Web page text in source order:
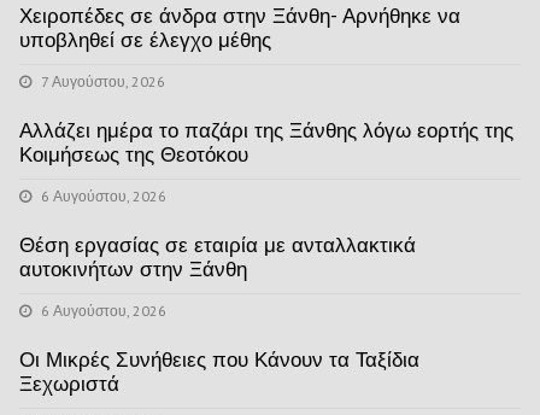
Χειροπέδες σε άνδρα στην Ξάνθη- Αρνήθηκε να
υποβληθεί σε έλεγχο μέθης
7 Αυγούστου, 2026
Αλλάζει ημέρα το παζάρι της Ξάνθης λόγω εορτής της
Κοιμήσεως της Θεοτόκου
6 Αυγούστου, 2026
Θέση εργασίας σε εταιρία με ανταλλακτικά
αυτοκινήτων στην Ξάνθη
6 Αυγούστου, 2026
Οι Μικρές Συνήθειες που Κάνουν τα Ταξίδια
Ξεχωριστά